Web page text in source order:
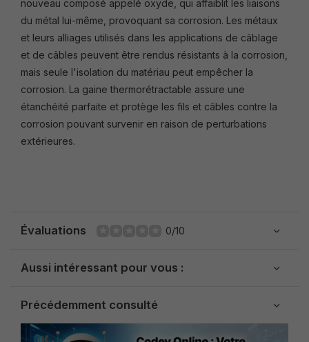
nouveau composé appelé oxyde, qui affaiblit les liaisons
du métal lui-même, provoquant sa corrosion. Les métaux
et leurs alliages utilisés dans les applications de câblage
et de câbles peuvent être rendus résistants à la corrosion,
mais seule l'isolation du matériau peut empêcher la
corrosion. La gaine thermorétractable assure une
étanchéité parfaite et protège les fils et câbles contre la
corrosion pouvant survenir en raison de perturbations
extérieures.
Évaluations 0/10
Aussi intéressant pour vous :
Précédemment consulté